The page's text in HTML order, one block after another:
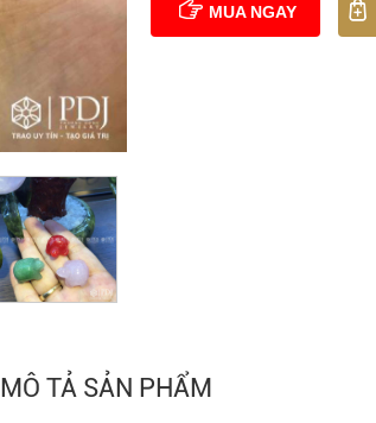
MUA NGAY
MÔ TẢ SẢN PHẨM